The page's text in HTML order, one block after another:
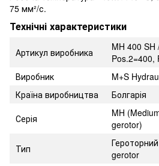
75 мм²/с.
Технічні характеристики
Артикул виробника
MH 400 SH
Pos.2=400,
Виробник
M+S
Країна виробництва
Болгарія
Серія
MH
gerotor)
Тип
gerotor